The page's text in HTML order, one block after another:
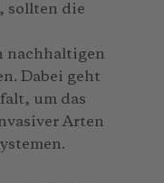
sollten die
nachhaltigen
Dabei geht
um das
Arten